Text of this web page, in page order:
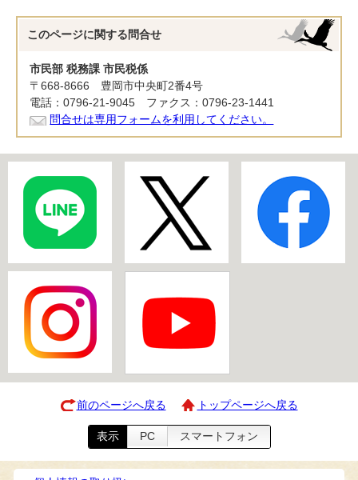
このページに関する 問合せ
市民部 税務課 市民税係
〒668-8666 豊岡市中央町2番4号
電話：0796-21-9045 ファクス：0796-23-1441
問合せは専用フォームを利用してください。
前のページへ戻る トップページへ戻る
表示 PC スマートフォン